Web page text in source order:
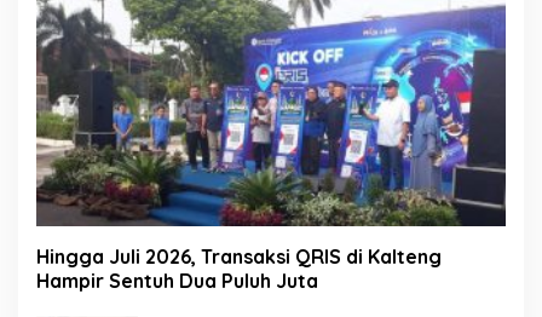
Hingga Juli 2026, Transaksi QRIS di Kalteng
Hampir Sentuh Dua Puluh Juta